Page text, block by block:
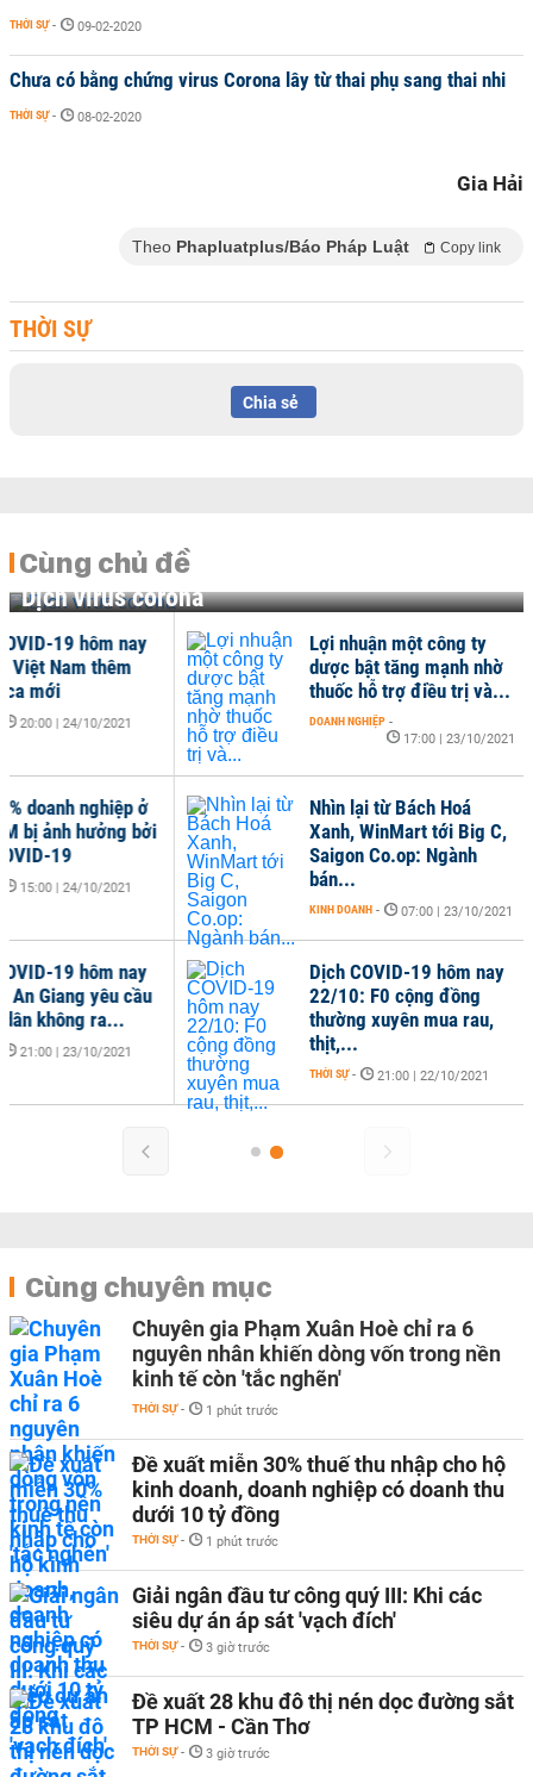
THỜI SỰ - 09-02-2020
Chưa có bằng chứng virus Corona lây từ thai phụ sang thai nhi
THỜI SỰ - 08-02-2020
Gia Hải
Theo Phapluatplus/Báo Pháp Luật Copy link
THỜI SỰ
Chia sẻ
Cùng chủ đề
Dịch virus corona
19 hôm nay
Nam thêm
mới
20:00 | 24/10/2021
doanh nghiệp ở
bị ảnh hưởng bởi
19
15:00 | 24/10/2021
19 hôm nay
Giang yêu cầu
không ra...
21:00 | 23/10/2021
Lợi nhuận một công ty
dược bật tăng mạnh nhờ
thuốc hỗ trợ điều trị và...
DOANH NGHIỆP -
17:00 | 23/10/2021
Nhìn lại từ Bách Hoá
Xanh, WinMart tới Big C,
Saigon Co.op: Ngành
bán...
KINH DOANH - 07:00 | 23/10/2021
Dịch COVID-19 hôm nay
22/10: F0 cộng đồng
thường xuyên mua rau,
thịt,...
THỜI SỰ - 21:00 | 22/10/2021
Cùng chuyên mục
Chuyên gia Phạm Xuân Hoè chỉ ra 6
nguyên nhân khiến dòng vốn trong nền
kinh tế còn 'tắc nghẽn'
THỜI SỰ - 1 phút trước
Đề xuất miễn 30% thuế thu nhập cho hộ
kinh doanh, doanh nghiệp có doanh thu
dưới 10 tỷ đồng
THỜI SỰ - 1 phút trước
Giải ngân đầu tư công quý III: Khi các
siêu dự án áp sát 'vạch đích'
THỜI SỰ - 3 giờ trước
Đề xuất 28 khu đô thị nén dọc đường sắt
TP HCM - Cần Thơ
THỜI SỰ - 3 giờ trước